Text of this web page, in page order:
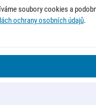
soubory cookies a
ochrany osobních údajů.